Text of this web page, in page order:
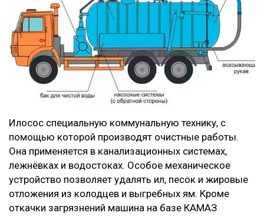
Илосос специальную коммунальную технику, с
помощью которой производят очистные работы.
Она применяется в канализационных системах,
лежнёвках и водостоках. Особое механическое
устройство позволяет удалять ил, песок и жировые
отложения из колодцев и выгребных ям. Кроме
откачки загрязнений машина на базе КАМАЗ